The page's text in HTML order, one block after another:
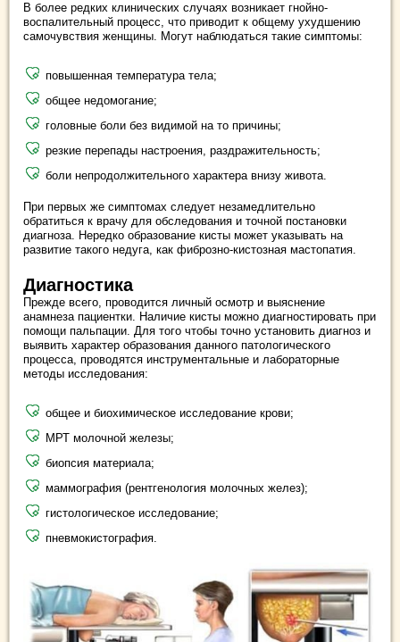
В более редких клинических случаях возникает гнойно-
воспалительный процесс, что приводит к общему ухудшению
самочувствия женщины. Могут наблюдаться такие симптомы:
повышенная температура тела;
общее недомогание;
головные боли без видимой на то причины;
резкие перепады настроения, раздражительность;
боли непродолжительного характера внизу живота.
При первых же симптомах следует незамедлительно
обратиться к врачу для обследования и точной постановки
диагноза. Нередко образование кисты может указывать на
развитие такого недуга, как фиброзно-кистозная мастопатия.
Диагностика
Прежде всего, проводится личный осмотр и выяснение
анамнеза пациентки. Наличие кисты можно диагностировать при
помощи пальпации. Для того чтобы точно установить диагноз и
выявить характер образования данного патологического
процесса, проводятся инструментальные и лабораторные
методы исследования:
общее и биохимическое исследование крови;
МРТ молочной железы;
биопсия материала;
маммография (рентгенология молочных желез);
гистологическое исследование;
пневмокистография.